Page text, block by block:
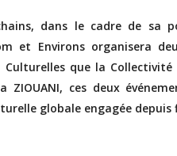
dans le cadre de sa
et Environs organisera
que la
ZIOUANI, ces deux
globale engagée depuis